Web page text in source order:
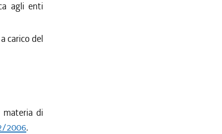
agli enti
carico del
materia di
2006.